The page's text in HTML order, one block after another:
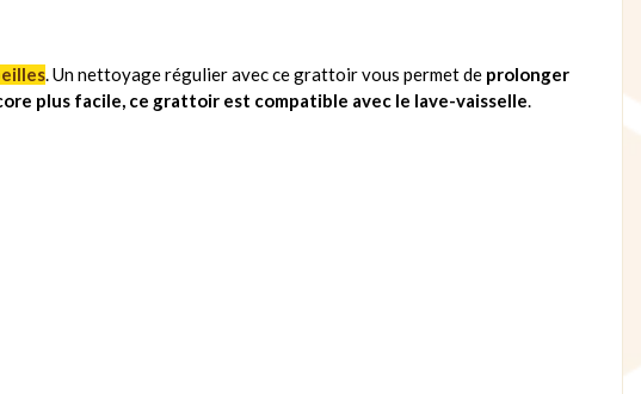
. Un nettoyage régulier avec ce grattoir vous permet de prolonger
plus facile, ce grattoir est compatible avec le lave-vaisselle.